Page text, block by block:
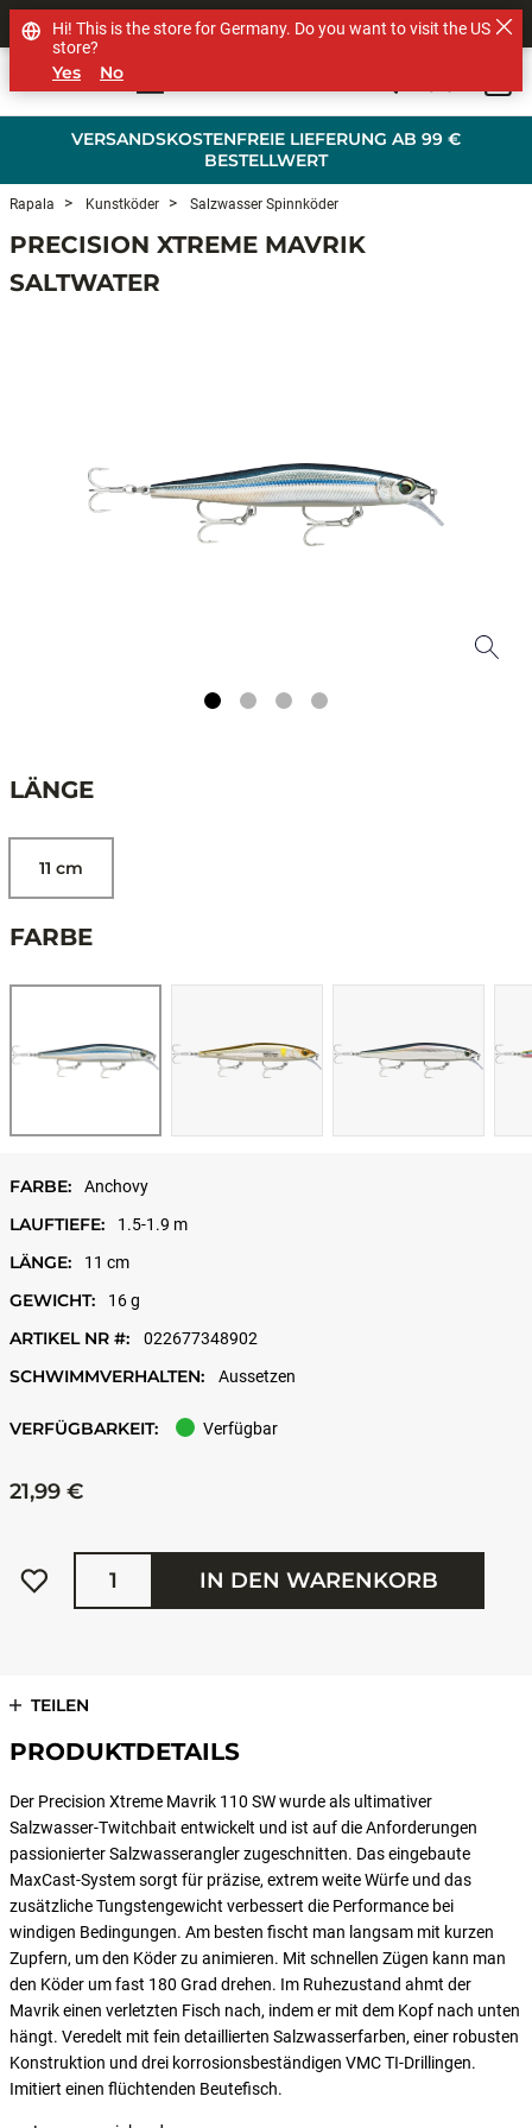
VERSANDSKOSTENFREIE LIEFERUNG AB 99 €
BESTELLWERT
SHOP OTHER BRANDS
Rapala Kunstköder Salzwasser Spinnköder
PRECISION XTREME MAVRIK
SALTWATER
LÄNGE
11 cm
FARBE
FARBE: Anchovy
LAUFTIEFE: 1.5-1.9 m
LÄNGE: 11 cm
GEWICHT: 16 g
ARTIKEL NR #: 022677348902
SCHWIMMVERHALTEN: Aussetzen
VERFÜGBARKEIT: Verfügbar
21,99 €
Menge
IN DEN WARENKORB
TEILEN
PRODUKTDETAILS
Der Precision Xtreme Mavrik 110 SW wurde als ultimativer
Salzwasser-Twitchbait entwickelt und ist auf die Anforderungen
passionierter Salzwasserangler zugeschnitten. Das eingebaute
MaxCast-System sorgt für präzise, extrem weite Würfe und das
zusätzliche Tungstengewicht verbessert die Performance bei
windigen Bedingungen. Am besten fischt man langsam mit kurzen
Zupfern, um den Köder zu animieren. Mit schnellen Zügen kann man
den Köder um fast 180 Grad drehen. Im Ruhezustand ahmt der
Mavrik einen verletzten Fisch nach, indem er mit dem Kopf nach unten
hängt. Veredelt mit fein detaillierten Salzwasserfarben, einer robusten
Konstruktion und drei korrosionsbeständigen VMC TI-Drillingen.
Imitiert einen flüchtenden Beutefisch.
Hi! This is the store for Germany. Do you want to visit the US
store?
Yes No